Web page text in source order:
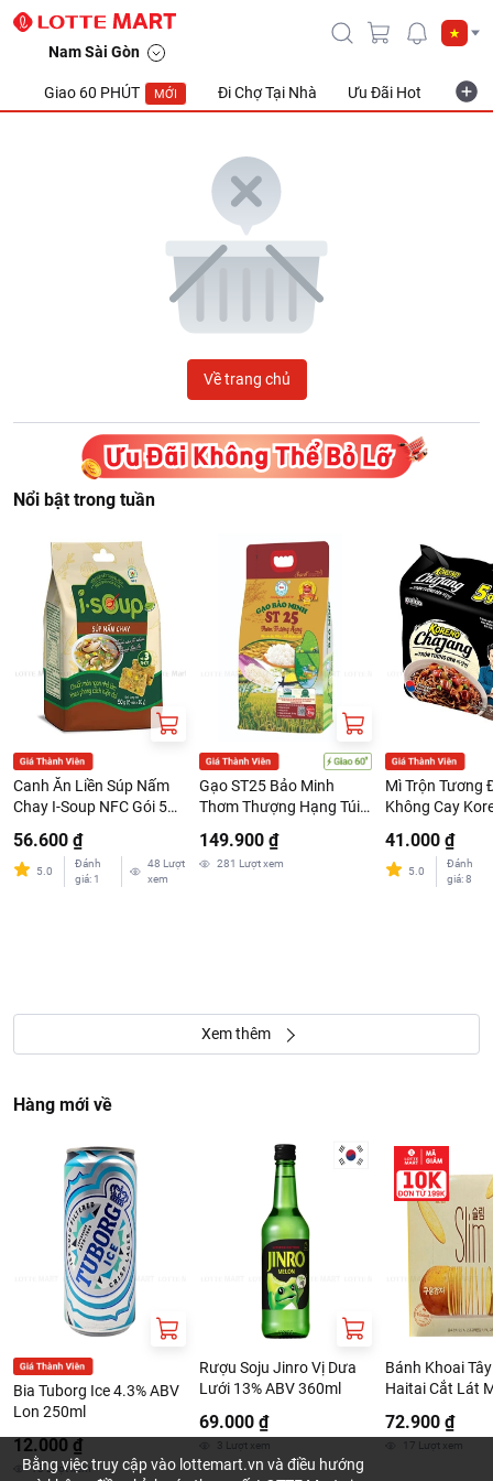
Nam Sài Gòn
Giao 60 PHÚT MỚI Đi Chợ Tại Nhà Ưu Đãi Hot
Về trang chủ
Nổi bật trong tuần
Canh Ăn Liền Súp Nấm
Chay I-Soup NFC Gói 5
56.600 ₫
5.0
Đánh
giá: 1
48 Lượt
xem
Gạo ST25 Bảo Minh
Thơm Thượng Hạng Túi
149.900 ₫
281 Lượt xem
Mì Trộn Tương
Không Cay
41.000 ₫
5.0
Đánh
giá:8
Xem thêm
Hàng mới về
Bia Tuborg Ice 4.3% ABV
Lon 250ml
12.000 ₫
18Lượt xem
Rượu Soju Jinro Vị Dưa
Lưới 13% ABV 360ml
69.000 ₫
3 Lượt xem
Bánh Khoai
Haitai Cắt Lát
72.900 ₫
17 Lượt xem
Bằng việc truy cập vào lottemart.vn và điều hướng
LOTTE Mart Viet Nam